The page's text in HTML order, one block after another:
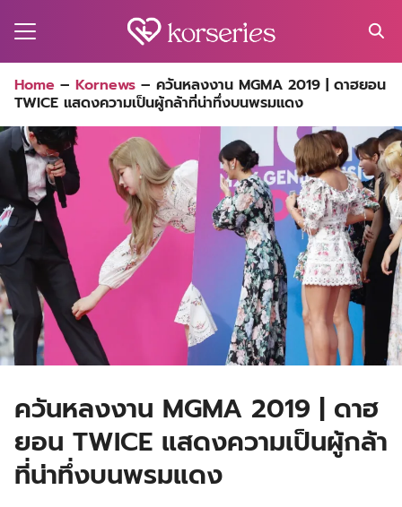
for:
Home – Kornews – ควันหลงงาน MGMA 2019 | ดาฮยอน
TWICE แสดงความเป็นผู้กล้าที่น่าทึ่งบนพรมแดง
ควันหลงงาน MGMA 2019 | ดาฮ
ยอน TWICE แสดงความเป็นผู้กล้า
ที่น่าทึ่งบนพรมแดง